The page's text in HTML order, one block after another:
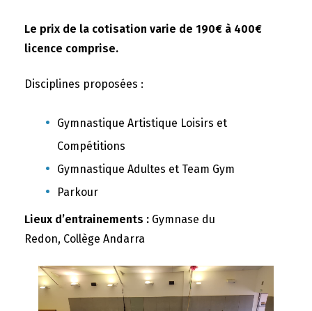
Le prix de la cotisation varie de 190€ à 400€
licence comprise.
Disciplines proposées :
Gymnastique Artistique Loisirs et
Compétitions
Gymnastique Adultes et Team Gym
Parkour
Lieux d’entrainements : Gymnase du
Redon, Collège Andarra